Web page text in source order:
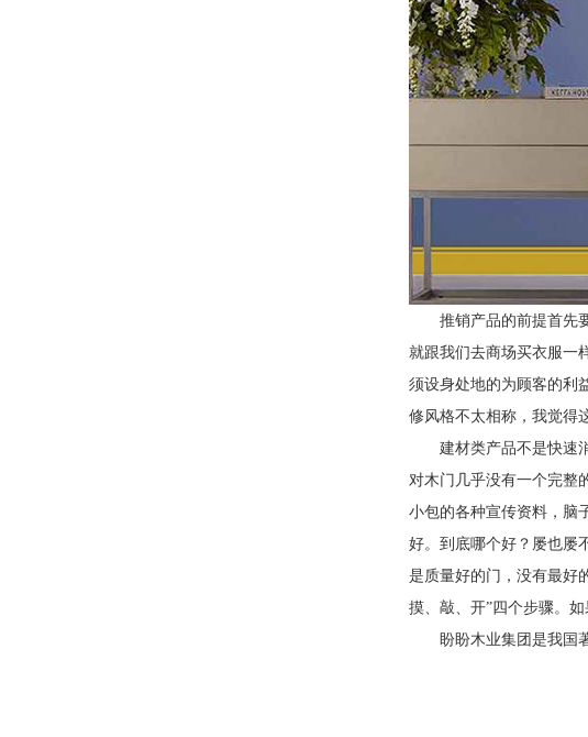
推销产品的前提首先
就跟我们去商场买衣服一
须设身处地的为顾客的利
修风格不太相称，我觉得
建材类产品不是快速
对木门几乎没有一个完整
小包的各种宣传资料，脑
好。到底哪个好？屡也屡
是质量好的门，没有最好
摸、敲、开”四个步骤。
盼盼木业集团是我国